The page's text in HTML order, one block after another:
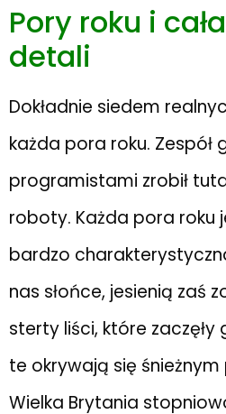
Pory roku i
detali
Dokładnie siedem
każda pora roku. Zespół
programistami zrobił
roboty. Każda pora roku
bardzo
nas słońce, jesienią zaś
sterty liści, które zaczęły
te okrywają się
Wielka Brytania